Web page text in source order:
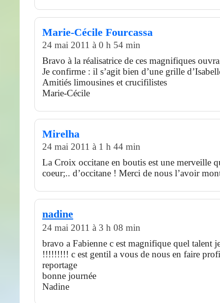
Marie-Cécile Fourcassa
24 mai 2011 à 0 h 54 min
Bravo à la réalisatrice de ces magnifiques
Je confirme : il s’agit bien d’une grille
Amitiés limousines et crucifilistes
Marie-Cécile
Mirelha
24 mai 2011 à 1 h 44 min
La Croix occitane en boutis est une merveille
coeur;.. d’occitane ! Merci de nous l’avoir
nadine
24 mai 2011 à 3 h 08 min
bravo a Fabienne c est magnifique quel talent
!!!!!!!!! c est gentil a vous de nous en faire
reportage
bonne journée
Nadine